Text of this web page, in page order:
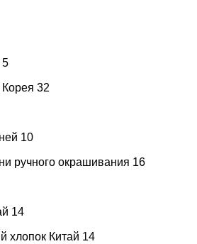
5
Корея 32
10
ручного окрашивания 16
14
хлопок Китай 14